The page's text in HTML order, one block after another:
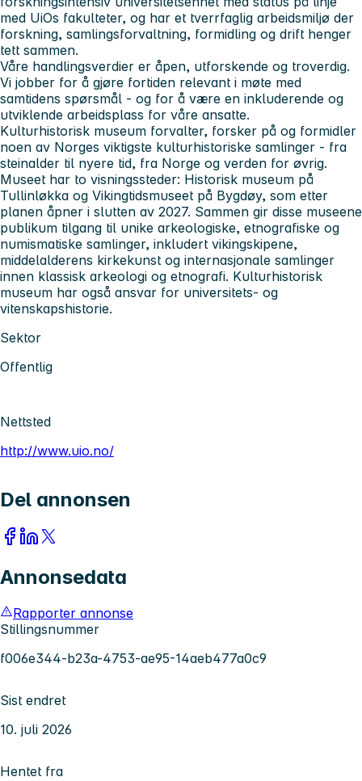
med UiOs fakulteter, og har et tverrfaglig arbeidsmiljø der
forskning, samlingsforvaltning, formidling og drift henger
tett sammen.
Våre handlingsverdier er åpen, utforskende og troverdig.
Vi jobber for å gjøre fortiden relevant i møte med
samtidens spørsmål - og for å være en inkluderende og
utviklende arbeidsplass for våre ansatte.
Kulturhistorisk museum forvalter, forsker på og formidler
noen av Norges viktigste kulturhistoriske samlinger - fra
steinalder til nyere tid, fra Norge og verden for øvrig.
Museet har to visningssteder: Historisk museum på
Tullinløkka og Vikingtidsmuseet på Bygdøy, som etter
planen åpner i slutten av 2027. Sammen gir disse museene
publikum tilgang til unike arkeologiske, etnografiske og
numismatiske samlinger, inkludert vikingskipene,
middelalderens kirkekunst og internasjonale samlinger
innen klassisk arkeologi og etnografi. Kulturhistorisk
museum har også ansvar for universitets- og
vitenskapshistorie.
Sektor
Offentlig
Nettsted
http://www.uio.no/
Del annonsen
Annonsedata
Rapporter annonse
Stillingsnummer
f006e344-b23a-4753-ae95-14aeb477a0c9
Sist endret
10. juli 2026
Hentet fra